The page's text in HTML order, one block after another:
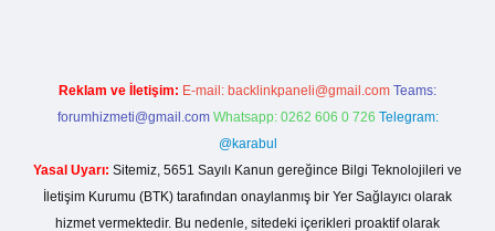
Reklam ve İletişim: E-mail: backlinkpaneli@gmail.com Teams:
forumhizmeti@gmail.com Whatsapp: 0262 606 0 726 Telegram:
@karabul
Yasal Uyarı: Sitemiz, 5651 Sayılı Kanun gereğince Bilgi Teknolojileri ve
İletişim Kurumu (BTK) tarafından onaylanmış bir Yer Sağlayıcı olarak
hizmet vermektedir. Bu nedenle, sitedeki içerikleri proaktif olarak